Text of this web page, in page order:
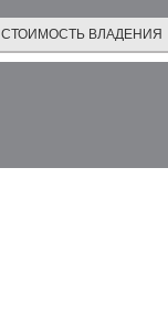
СТОИМОСТЬ ВЛАДЕНИЯ